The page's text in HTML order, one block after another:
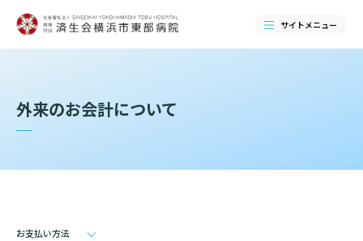
サイトメニュー
外来のお会計について
お支払い方法